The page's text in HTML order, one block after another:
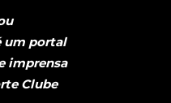
um portal
imprensa
Clube